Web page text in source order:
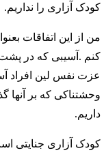
کودک آزاری را نداریم.
من از این اتفاقات
کنم .آسیبی که در پشت
عزت نفس لین افراد
وحشتناکی که بر آنها
داریم.
کودک آزاری جنایتی